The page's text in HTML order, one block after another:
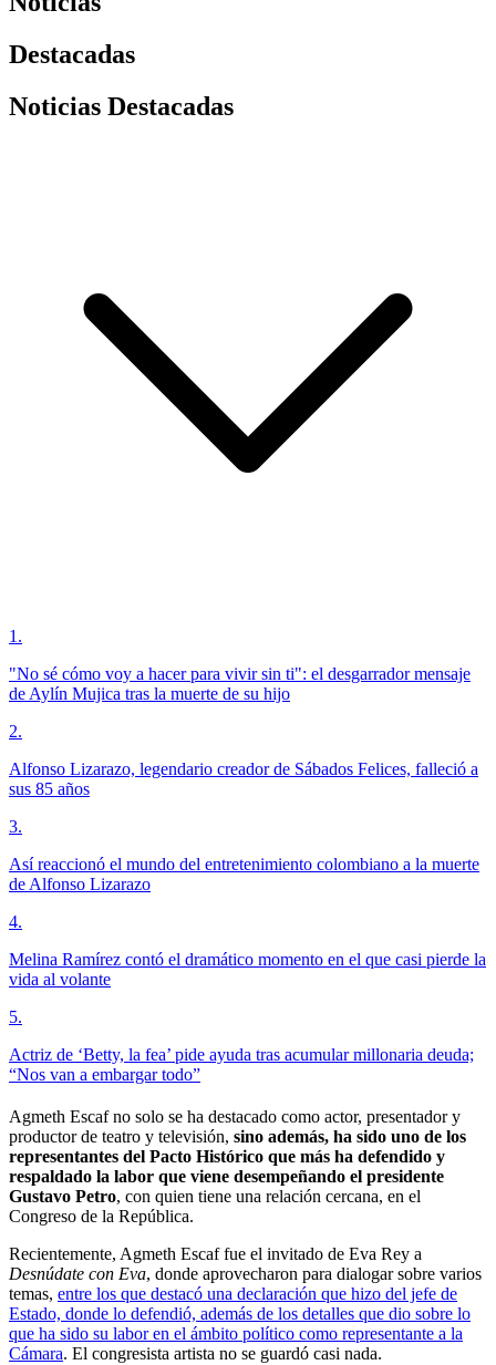
Destacadas
Noticias Destacadas
1 .
"No sé cómo voy a hacer para vivir sin ti": el desgarrador mensaje
de Aylín Mujica tras la muerte de su hijo
2.
Alfonso Lizarazo, legendario creador de Sábados Felices, falleció a
sus 85 años
3.
Así reaccionó el mundo del entretenimiento colombiano a la muerte
de Alfonso Lizarazo
4.
Melina Ramírez contó el dramático momento en el que casi pierde la
vida al volante
5.
Actriz de ‘Betty, la fea’ pide ayuda tras acumular millonaria deuda;
“Nos van a embargar todo”
Agmeth Escaf no solo se ha destacado como actor, presentador y
productor de teatro y televisión, sino además, ha sido uno de los
representantes del Pacto Histórico que más ha defendido y
respaldado la labor que viene desempeñando el presidente
Gustavo Petro, con quien tiene una relación cercana, en el
Congreso de la República.
Recientemente, Agmeth Escaf fue el invitado de Eva Rey a
Desnúdate con Eva, donde aprovecharon para dialogar sobre varios
temas, entre los que destacó una declaración que hizo del jefe de
Estado, donde lo defendió, además de los detalles que dio sobre lo
que ha sido su labor en el ámbito político como representante a la
Cámara. El congresista artista no se guardó casi nada.